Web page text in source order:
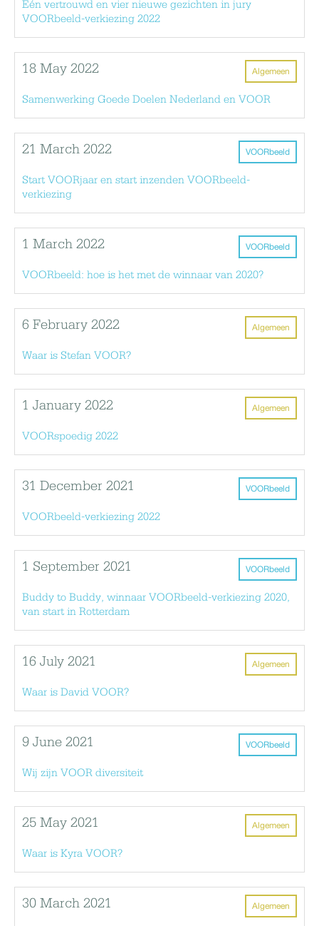
Eén vertrouwd en vier nieuwe gezichten in jury
VOORbeeld-verkiezing 2022
Algemeen
18 May 2022
Samenwerking Goede Doelen Nederland en VOOR
VOORbeeld
21 March 2022
Start VOORjaar en start inzenden VOORbeeld-
verkiezing
VOORbeeld
1 March 2022
VOORbeeld: hoe is het met de winnaar van 2020?
Algemeen
6 February 2022
Waar is Stefan VOOR?
Algemeen
1 January 2022
VOORspoedig 2022
VOORbeeld
31 December 2021
VOORbeeld-verkiezing 2022
VOORbeeld
1 September 2021
Buddy to Buddy, winnaar VOORbeeld-verkiezing 2020,
van start in Rotterdam
Algemeen
16 July 2021
Waar is David VOOR?
VOORbeeld
9 June 2021
Wij zijn VOOR diversiteit
Algemeen
25 May 2021
Waar is Kyra VOOR?
Algemeen
30 March 2021